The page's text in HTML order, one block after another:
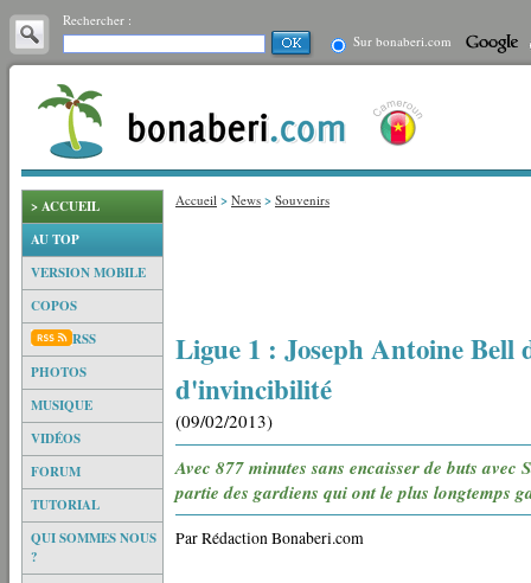
Rechercher :
Sur bonaberi.com
> ACCUEIL
AU TOP
VERSION MOBILE
COPOS
RSS
PHOTOS
MUSIQUE
VIDÉOS
FORUM
TUTORIAL
QUI SOMMES NOUS
?
Accueil > News > Souvenirs
Ligue 1 : Joseph Antoine Bell
d'invincibilité
(09/02/2013)
Avec 877 minutes sans encaisser de buts
partie des gardiens qui ont le plus longtemps
Par Rédaction Bonaberi.com